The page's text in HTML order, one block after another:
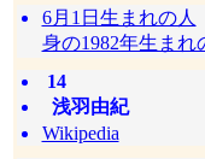
6月1日生まれの人
身の1982年生まれ
14
浅羽由紀
Wikipedia